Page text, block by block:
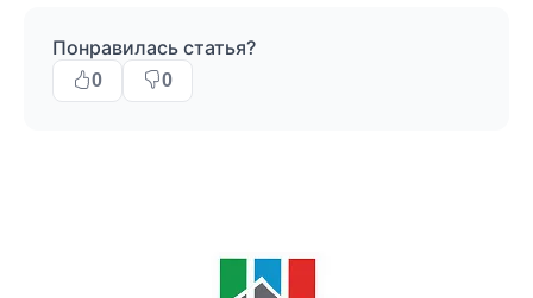
Понравилась статья?
0 0